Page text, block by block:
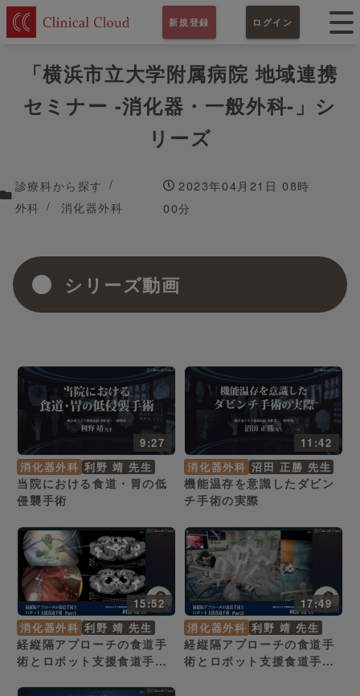
新規登録 ログイン
「横浜市立大学附属病院 地域連携
セミナー -消化器・一般外科-」シ
リーズ
診療科から探す
外科
消化器外科
2023年04月21日 08時
00分
シリーズ動画
9:27
消化器外科 利野 靖 先生
当院における食道・胃の低
侵襲手術
11:42
消化器外科 沼田 正勝 先生
機能温存を意識したダビン
チ手術の実際
15:52
消化器外科 利野 靖 先生
経縦隔アプローチの食道手
術とロボット支援食道手
17:49
消化器外科 利野 靖 先生
経縦隔アプローチの食道手
術とロボット支援食道手